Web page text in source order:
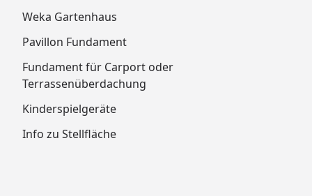
Weka Gartenhaus
Pavillon Fundament
Fundament für Carport oder
Terrassenüberdachung
Kinderspielgeräte
Info zu Stellfläche